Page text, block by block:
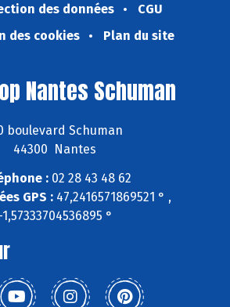
des données
CGU
des cookies
Plan du site
Nantes Schuman
boulevard Schuman
44300 Nantes
:02 28 43 48 62
GPS :47,2416571869521 ° ,
°